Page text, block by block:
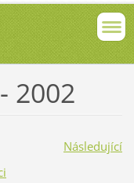
2002
Následující